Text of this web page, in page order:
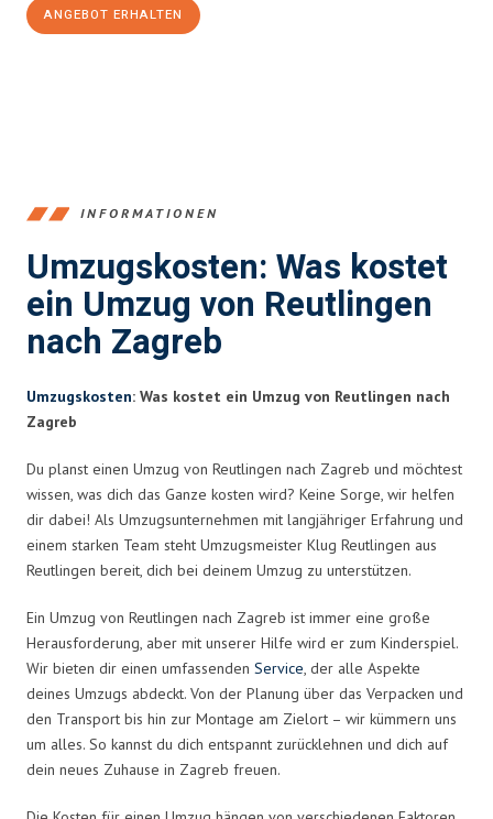
ANGEBOT ERHALTEN
INFORMATIONEN
Umzugskosten: Was kostet
ein Umzug von Reutlingen
nach Zagreb
Umzugskosten: Was kostet ein Umzug von Reutlingen nach
Zagreb
Du planst einen Umzug von Reutlingen nach Zagreb und möchtest
wissen, was dich das Ganze kosten wird? Keine Sorge, wir helfen
dir dabei! Als Umzugsunternehmen mit langjähriger Erfahrung und
einem starken Team steht Umzugsmeister Klug Reutlingen aus
Reutlingen bereit, dich bei deinem Umzug zu unterstützen.
Ein Umzug von Reutlingen nach Zagreb ist immer eine große
Herausforderung, aber mit unserer Hilfe wird er zum Kinderspiel.
Wir bieten dir einen umfassenden Service, der alle Aspekte
deines Umzugs abdeckt. Von der Planung über das Verpacken und
den Transport bis hin zur Montage am Zielort – wir kümmern uns
um alles. So kannst du dich entspannt zurücklehnen und dich auf
dein neues Zuhause in Zagreb freuen.